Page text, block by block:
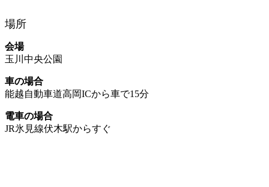
場所
会場
玉川中央公園
車の場合
能越自動車道高岡ICから車で15分
電車の場合
JR氷見線伏木駅からすぐ